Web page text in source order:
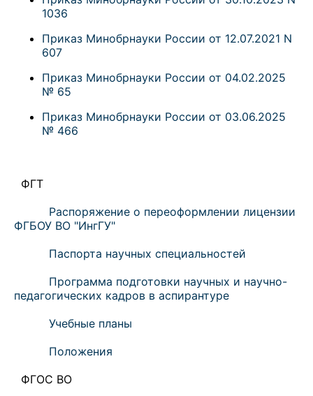
1036
Приказ Минобрнауки России от 12.07.2021 N
607
Приказ Минобрнауки России от 04.02.2025
№ 65
Приказ Минобрнауки России от 03.06.2025
№ 466
ФГТ
Распоряжение о переоформлении лицензии
ФГБОУ ВО "ИнгГУ"
Паспорта научных специальностей
Программа подготовки научных и научно-
педагогических кадров в аспирантуре
Учебные планы
Положения
ФГОС ВО